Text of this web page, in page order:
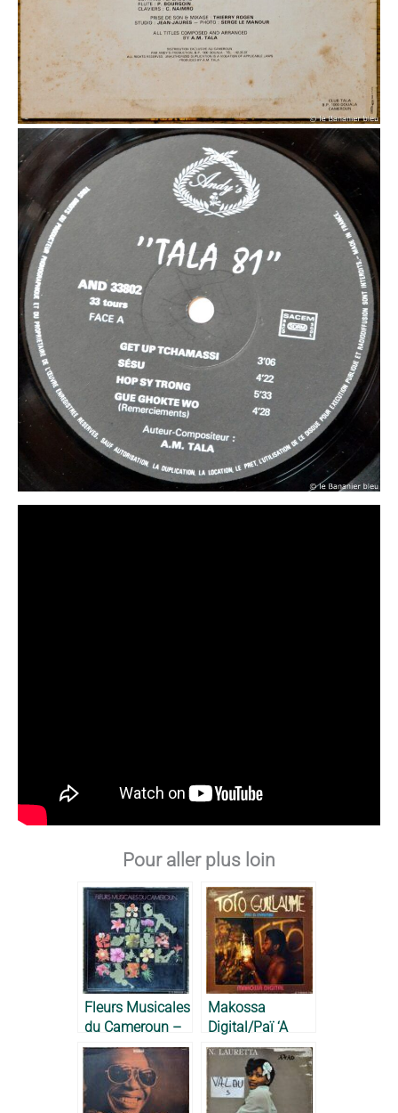
Pour aller plus loin
Fleurs Musicales
du Cameroun –
Artistes Divers,
1982
Makossa
Digital/Paï ‘A
Nyambe – Toto
Guillaume, 1983